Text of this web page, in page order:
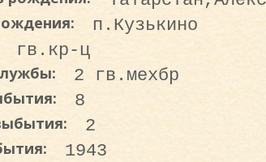
п.Кузькино
гв.кр-ц
2 гв.мехбр
8
2
1943